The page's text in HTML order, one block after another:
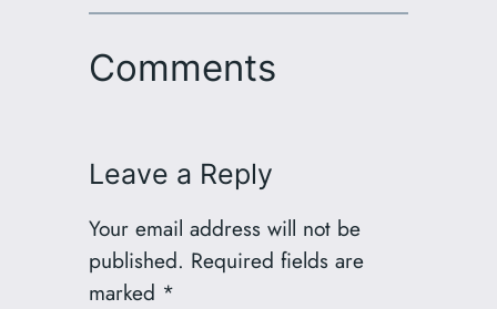
Comments
Leave a Reply
Your email address will not be
published. Required fields are
marked *